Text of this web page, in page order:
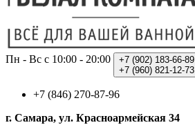
Пн - Вс с 10:00 - 20:00 +7 (902) 183-66-89
+7 (960) 821-12-73
+7 (846) 270-87-96
г. Самара, ул. Красноармейская 34